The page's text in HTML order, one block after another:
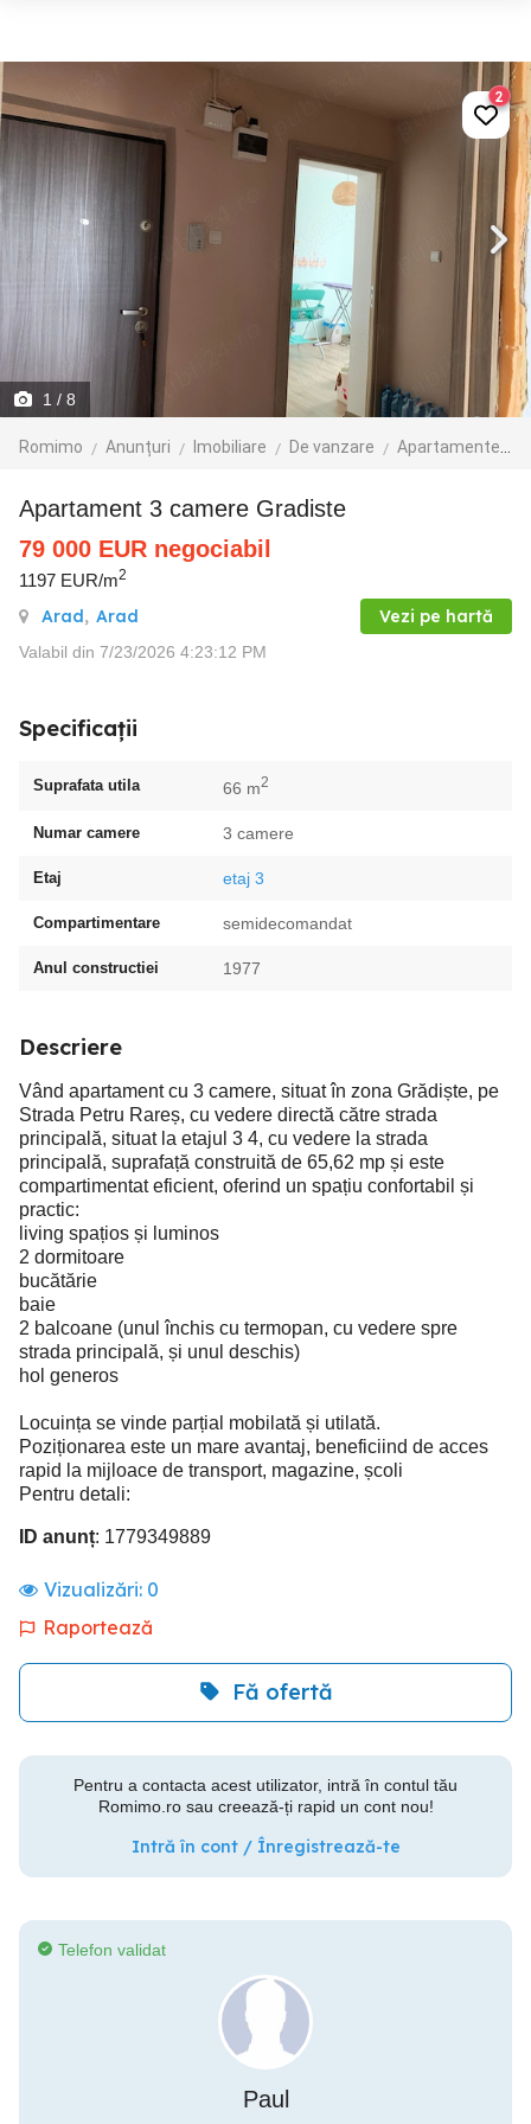
1 / 8
Romimo Anunțuri Imobiliare De vanzare Apartamente de vanzare
2
Apartament 3 camere Gradiste
79 000 EUR negociabil
1197 EUR/m2
Arad, Arad Vezi pe hartă
Valabil din 7/23/2026 4:23:12 PM
Specificații
Suprafata utila 66 m2
Numar camere 3 camere
Etaj etaj 3
Compartimentare semidecomandat
Anul constructiei 1977
Descriere
Vând apartament cu 3 camere, situat în zona Grădiște, pe
Strada Petru Rareș, cu vedere directă către strada
principală, situat la etajul 3 4, cu vedere la strada
principală, suprafață construită de 65,62 mp și este
compartimentat eficient, oferind un spațiu confortabil și
practic:
living spațios și luminos
2 dormitoare
bucătărie
baie
2 balcoane (unul închis cu termopan, cu vedere spre
strada principală, și unul deschis)
hol generos
Locuința se vinde parțial mobilată și utilată.
Poziționarea este un mare avantaj, beneficiind de acces
rapid la mijloace de transport, magazine, școli
Pentru detali:
ID anunț: 1779349889
Vizualizări: 0
Raportează
Fă ofertă
Pentru a contacta acest utilizator, intră în contul tău
Romimo.ro sau creează-ți rapid un cont nou!
Intră în cont / Înregistrează-te
Telefon validat
Paul